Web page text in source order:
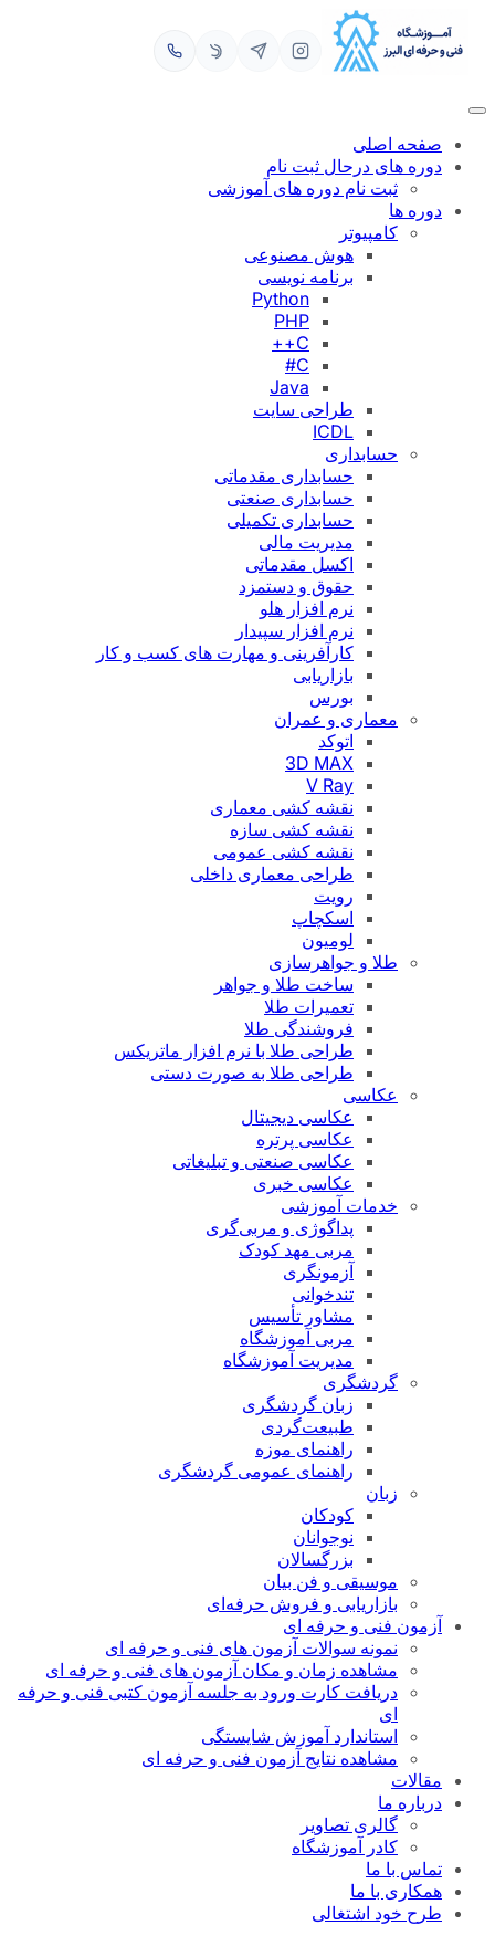
محتوا
صفحه اصلی
دوره های درحال ثبت نام
ثبت نام دوره های آموزشی
دوره ها
کامپیوتر
هوش مصنوعی
برنامه نویسی
Python
PHP
C++
C#
Java
طراحی سایت
ICDL
حسابداری
حسابداری مقدماتی
حسابداری صنعتی
حسابداری تکمیلی
مدیریت مالی
اکسل مقدماتی
حقوق و دستمزد
نرم افزار هلو
نرم افزار سپیدار
کارآفرینی و مهارت های کسب و کار
بازاریابی
بورس
معماری و عمران
اتوکد
3D MAX
V Ray
نقشه کشی معماری
نقشه کشی سازه
نقشه کشی عمومی
طراحی معماری داخلی
رویت
اسکچاپ
لومیون
طلا و جواهرسازی
ساخت طلا و جواهر
تعمیرات طلا
فروشندگی طلا
طراحی طلا با نرم افزار ماتریکس
طراحی طلا به صورت دستی
عکاسی
عکاسی دیجیتال
عکاسی پرتره
عکاسی صنعتی و تبلیغاتی
عکاسی خبری
خدمات آموزشی
پداگوژی و مربی‌گری
مربی مهد کودک
آزمونگری
تندخوانی
مشاور تأسیس
مربی آموزشگاه
مدیریت آموزشگاه
گردشگری
زبان گردشگری
طبیعت‌گردی
راهنمای موزه
راهنمای عمومی گردشگری
زبان
کودکان
نوجوانان
بزرگسالان
موسیقی و فن بیان
بازاریابی و فروش حرفه‌ای
آزمون فنی و حرفه ای
نمونه سوالات آزمون های فنی و حرفه ای
مشاهده زمان و مکان آزمون های فنی و حرفه ای
دریافت کارت ورود به جلسه آزمون کتبی فنی و حرفه
ای
استاندارد آموزش شایستگی
مشاهده نتایج آزمون فنی و حرفه ای
مقالات
درباره ما
گالری تصاویر
کادر آموزشگاه
تماس با ما
همکاری با ما
طرح خود اشتغالی